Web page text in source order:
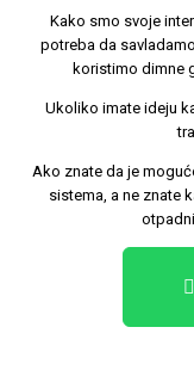
Kako smo svoje
potreba da savladamo
koristimo dimne
Ukoliko imate ideju
Ako znate da je
sistema, a ne znate